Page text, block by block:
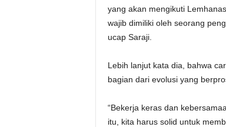
yang akan mengikuti
wajib dimiliki oleh seorang
ucap Saraji.
Lebih lanjut kata dia, bahwa
bagian dari evolusi yang
“Bekerja keras dan
itu, kita harus solid untuk